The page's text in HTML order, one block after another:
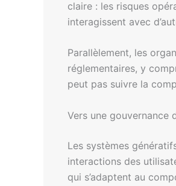
claire : les risques
interagissent avec
Parallèlement, les
réglementaires, y
peut pas suivre la
Vers une gouvernance
Les systèmes
interactions des
qui s’adaptent au